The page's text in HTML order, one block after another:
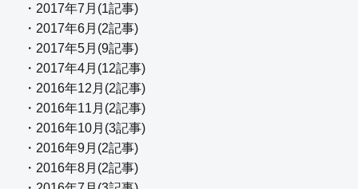
・2017年7月(1記事)
・2017年6月(2記事)
・2017年5月(9記事)
・2017年4月(12記事)
・2016年12月(2記事)
・2016年11月(2記事)
・2016年10月(3記事)
・2016年9月(2記事)
・2016年8月(2記事)